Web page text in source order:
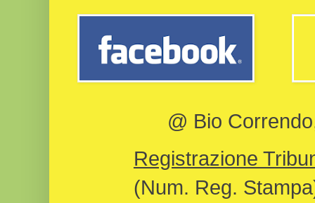
@ Bio
Registrazione
(Num. Reg.